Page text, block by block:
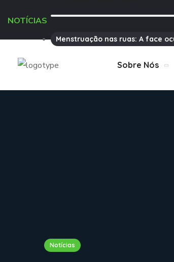
NOTÍCIAS
Menstruação nas ruas: A face
Sobre Nós
Notícias